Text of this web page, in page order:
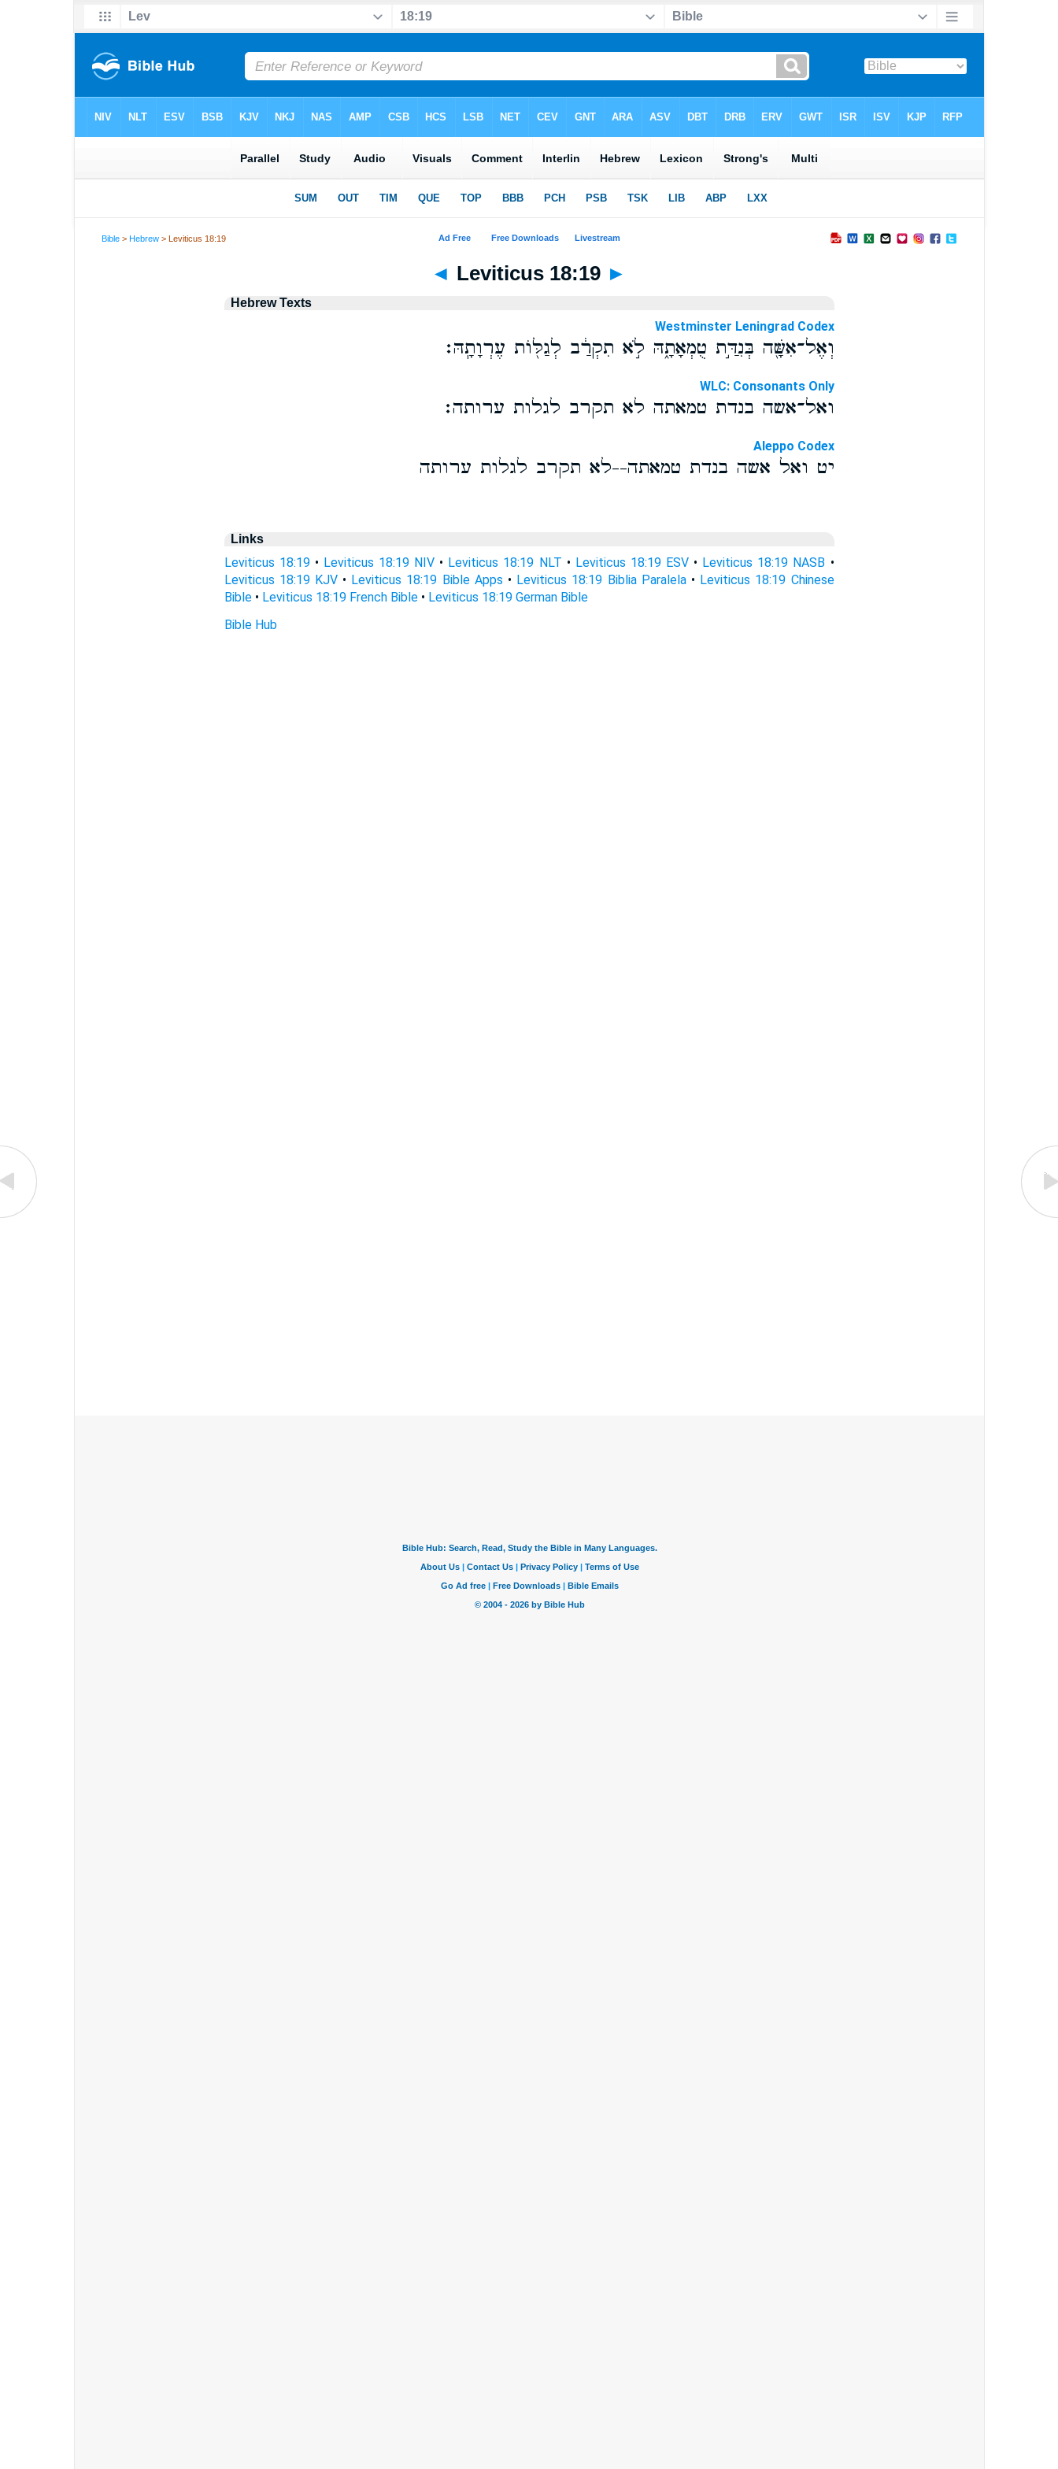
Bible >Hebrew > Leviticus 18:19
◄ Leviticus 18:19 ►
Hebrew Texts
Westminster Leningrad Codex
וְאֶל־אִשָּׁ֖ה בְּנִדַּ֣ת טֻמְאָתָ֑הּ לֹ֣א תִקְרַ֔ב לְגַלּ֖וֹת עֶרְוָתָֽהּ׃
WLC: Consonants Only
ואל־אשה בנדת טמאתה לא תקרב לגלות ערותה׃
Aleppo Codex
יט ואל אשה בנדת טמאתה--לא תקרב לגלות ערותה
Links
Leviticus 18:19• Leviticus 18:19 NIV • Leviticus 18:19 NLT • Leviticus 18:19 ESV • Leviticus 18:19 NASB •
Leviticus 18:19 KJV• Leviticus 18:19 Bible Apps • Leviticus 18:19 Biblia Paralela• Leviticus 18:19 Chinese
Bible• Leviticus 18:19 French Bible• Leviticus 18:19 German Bible
Bible Hub